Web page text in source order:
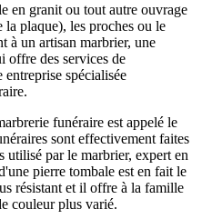
en granit ou tout autre ouvrage
plaque), les proches ou le
à un artisan marbrier, une
offre des services de
entreprise spécialisée
funéraire est appelé le
sont effectivement faites
utilisé par le marbrier, expert en
pierre tombale est en fait le
résistant et il offre à la famille
couleur plus varié.